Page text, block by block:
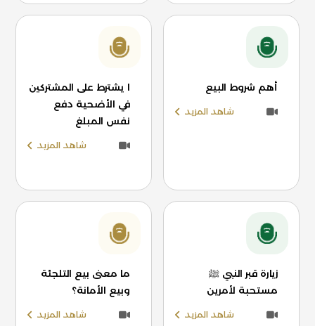
أهم شروط البيع
شاهد المزيد
ا يشترط على المشتركين
في الأضحية دفع
نفس المبلغ
شاهد المزيد
زيارة قبر النبي ﷺ
مستحبة لأمرين
شاهد المزيد
ما معنى بيع التلجئة
وبيع الأمانة؟
شاهد المزيد